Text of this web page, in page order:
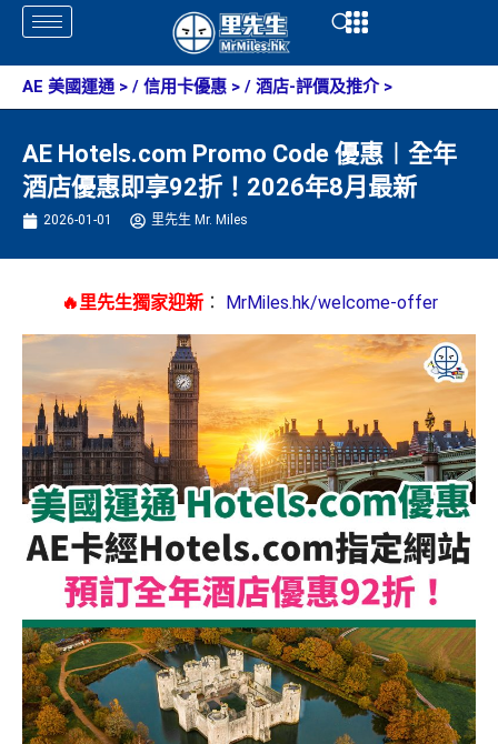
Skip
content
Open
AE 美國運通 > / 信用卡優惠 > / 酒店-評價及推介>
AE Hotels.com Promo Code 優惠︱全年
酒店優惠即享92折！2026年8月最新
2026-01-01 里先生 Mr. Miles
🔥里先生獨家迎新： MrMiles.hk/welcome-offer